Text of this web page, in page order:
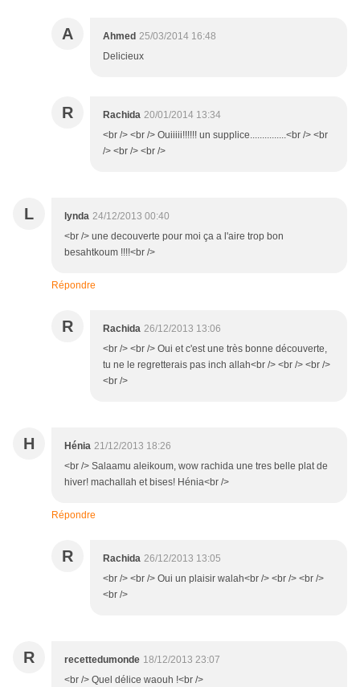
A Ahmed 25/03/2014 16:48
Delicieux
R Rachida 20/01/2014 13:34
<br /> <br /> Ouiiiii!!!!!! un supplice...............<br /> <br
/> <br /> <br />
L lynda 24/12/2013 00:40
<br /> une decouverte pour moi ça a l'aire trop bon
besahtkoum !!!!<br />
Répondre
R Rachida 26/12/2013 13:06
<br /> <br /> Oui et c'est une très bonne découverte,
tu ne le regretterais pas inch allah<br /> <br /> <br />
<br />
H Hénia 21/12/2013 18:26
<br /> Salaamu aleikoum, wow rachida une tres belle plat de
hiver! machallah et bises! Hénia<br />
Répondre
R Rachida 26/12/2013 13:05
<br /> <br /> Oui un plaisir walah<br /> <br /> <br />
<br />
R recettedumonde 18/12/2013 23:07
<br /> Quel délice waouh !<br />